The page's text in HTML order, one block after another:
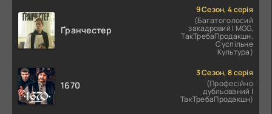
Ґранчестер
9 Сезон, 4 серія
(Багатоголосий
закадровий | MGG,
ТакТребаПродакшн,
Суспільне
Культура)
1670
3 Сезон, 8 серія
(Професійно
дубльований |
ТакТребаПродакшн)